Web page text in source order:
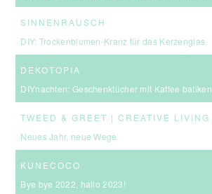
SINNENRAUSCH
DIY: Trockenblumen-Kranz für das Kerzenglas
DEKOTOPIA
DIYnachten: Geschenktücher mit Kaffee batiken
Neues Jahr, neue Wege
KUNECOCO
Bye bye 2022, hallo 2023!